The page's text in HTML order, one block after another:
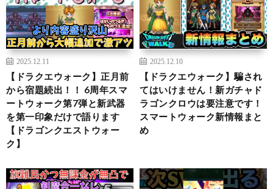
2025.12.11
【ドラクエウォーク】正月前
から宿題続出！！ 6周年スマ
ートウォーク第7弾と新武器
を第一印象だけで語ります
【ドラゴンクエストウォー
ク】
2025.12.10
【ドラクエウォーク】騙され
てはいけません！新ガチャド
ラゴンクロウは要注意です！
スマートウォーク新情報まと
め